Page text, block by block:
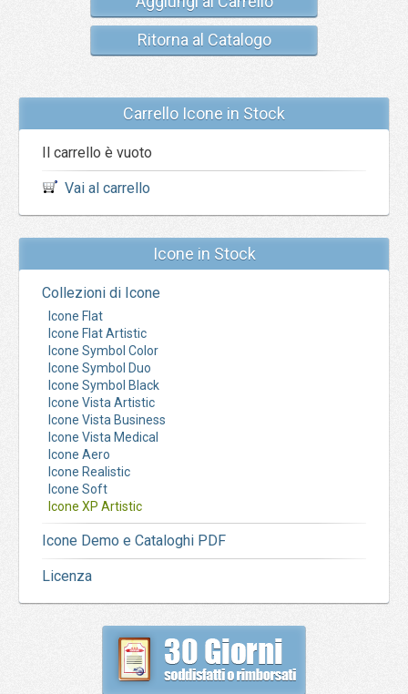
Ritorna al Catalogo
Carrello Icone in Stock
Il carrello è vuoto
Vai al carrello
Icone in Stock
Collezioni di Icone
Icone Flat
Icone Flat Artistic
Icone Symbol Color
Icone Symbol Duo
Icone Symbol Black
Icone Vista Artistic
Icone Vista Business
Icone Vista Medical
Icone Aero
Icone Realistic
Icone Soft
Icone XP Artistic
Icone Demo e Cataloghi PDF
Licenza